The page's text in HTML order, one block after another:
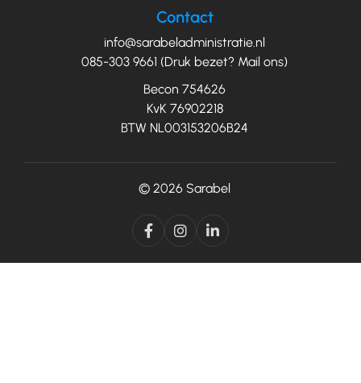
Contact
info@sarabeladministratie.nl
085-303 9661 (Druk bezet? Mail ons)
Becon 754626
KvK 76902218
BTW NL003153206B24
© 2026 Sarabel
  